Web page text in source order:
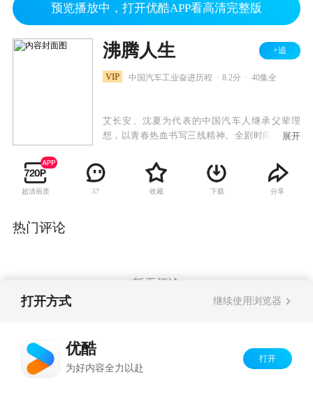
预览播放中，打开优酷APP看高清完整版
沸腾人生 +追
VIP 中国汽车工业奋进历程 8.2分 40集全
艾长安、沈夏为代表的中国汽车人继承父辈理
想，以青春热血书写三线精神。全剧时间线跨越
突破困境、涅槃重生的坎坷历程；形象刻画了第
一代汽车人艰苦创业、奉献终生的探索历程，以
及新一代汽车人在开拓进取过程中所表现出的创
展开
超清画质 57 收藏 下载 分享
热门评论
暂无评论
打开方式 继续使用浏览器
优酷
为好内容全力以赴
打开